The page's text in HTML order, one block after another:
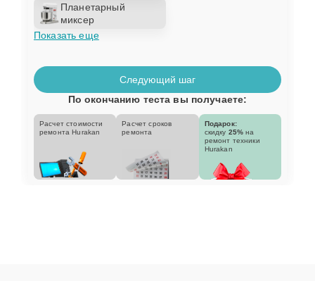
Планетарный
миксер
Показать еще
Следующий шаг
По окончанию теста вы получаете:
Расчет стоимости
ремонта Hurakan
Расчет сроков
ремонта
Подарок:
скидку 25% на
ремонт техники
Hurakan